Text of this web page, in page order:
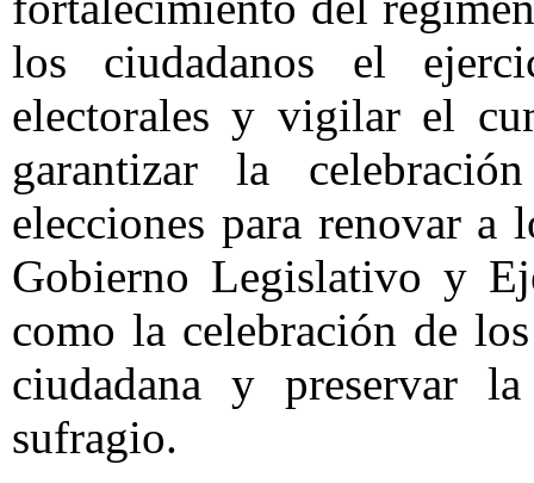
los ciudadanos el
electorales y vigilar el
garantizar la
elecciones para renovar a
Gobierno Legislativo y
como la celebración de
ciudadana y preservar
sufragio.